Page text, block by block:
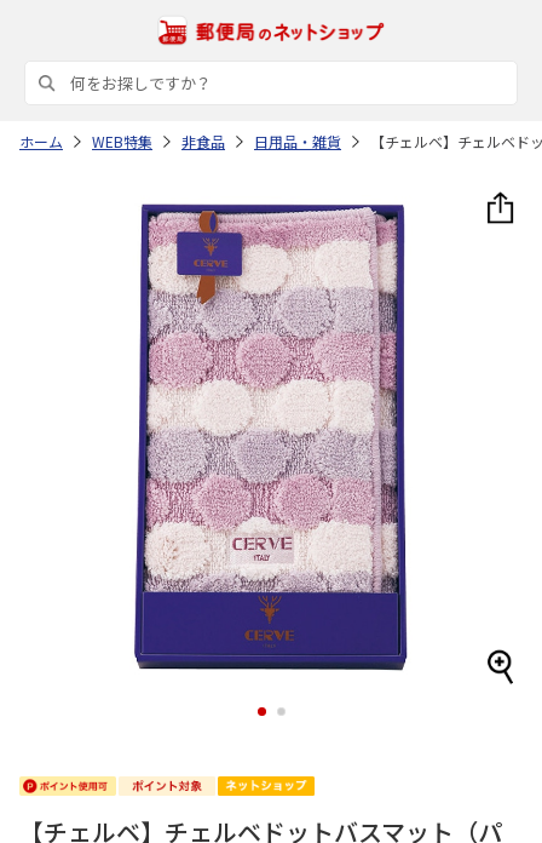
ホーム WEB特集 非食品 日用品・雑貨 【チェルベ】チェルベ
1 2
【チェルベ】チェルベドットバスマット（パ